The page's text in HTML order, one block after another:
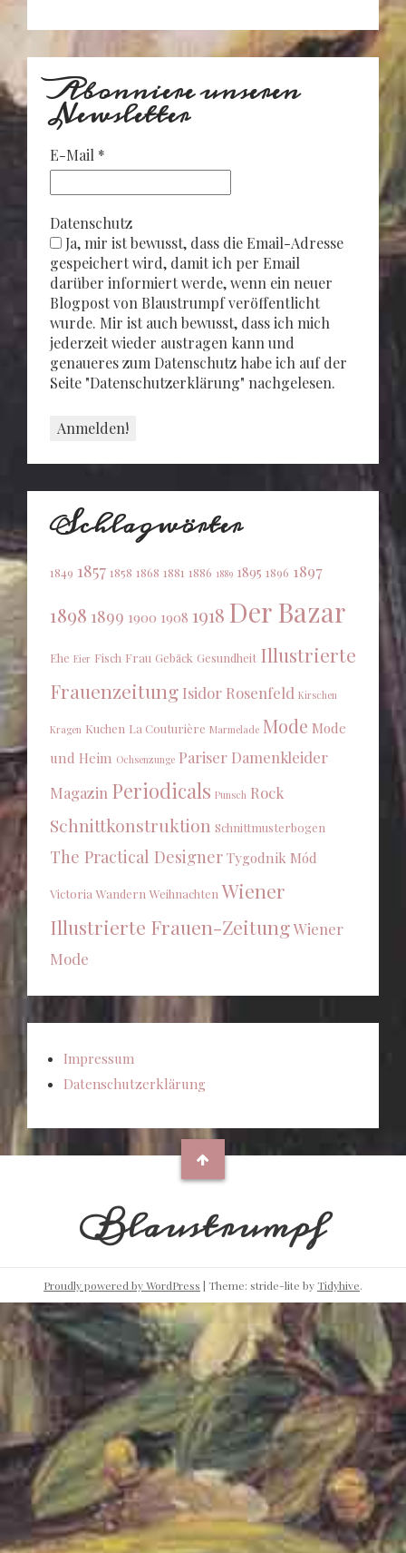
Abonniere unseren
Newsletter
E-Mail *
Datenschutz
Ja, mir ist bewusst, dass die Email-Adresse
gespeichert wird, damit ich per Email
darüber informiert werde, wenn ein neuer
Blogpost von Blaustrumpf veröffentlicht
wurde. Mir ist auch bewusst, dass ich mich
jederzeit wieder austragen kann und
genaueres zum Datenschutz habe ich auf der
Seite "Datenschutzerklärung" nachgelesen.
Schlagwörter
1849 1857 1858 1868 1881 1886 1889 1895 1896 1897
1898 1899 1900 1908 1918 Der Bazar
Ehe Eier Fisch Frau Gebäck Gesundheit Illustrierte
Frauenzeitung Isidor Rosenfeld Kirschen
Kragen Kuchen La Couturière Marmelade Mode Mode
und Heim Ochsenzunge Pariser Damenkleider
Magazin Periodicals Punsch Rock
Schnittkonstruktion Schnittmusterbogen
The Practical Designer Tygodnik Mód
Victoria Wandern Weihnachten Wiener
Illustrierte Frauen-ZeitungWiener
Mode
Impressum
Datenschutzerklärung
Blaustrumpf
Proudly powered by WordPress | Theme: stride-lite byTidyhive.